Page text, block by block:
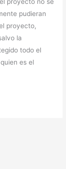
proyecto no se
pudieran
proyecto,
la
todo el
es el